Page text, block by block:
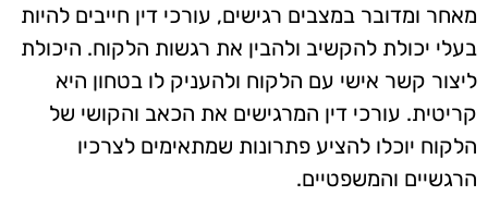
מאחר ומדובר במצבים רגישים, עורכי דין חייבים להיות
בעלי יכולת להקשיב ולהבין את רגשות הלקוח. היכולת
ליצור קשר אישי עם הלקוח ולהעניק לו בטחון היא
קריטית. עורכי דין המרגישים את הכאב והקושי של
הלקוח יוכלו להציע פתרונות שמתאימים לצרכיו
הרגשיים והמשפטיים.